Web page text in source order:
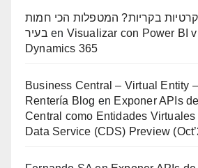
בקריות? המטפלות הכי חמות
בעיר en Visualizar con Power BI
Dynamics 365
Business Central – Virtual Entity
Rentería Blog en Exponer APIs
Central como Entidades Virtuales
Data Service (CDS) Preview